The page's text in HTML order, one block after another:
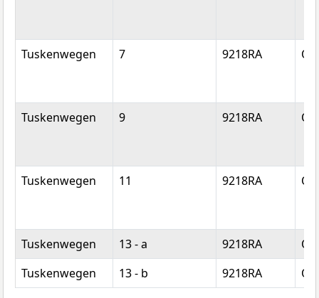
Tuskenwegen 7 9218RA
Tuskenwegen 9 9218RA
Tuskenwegen 11 9218RA
Tuskenwegen 13 - a 9218RA
Tuskenwegen
13 - b 9218RA